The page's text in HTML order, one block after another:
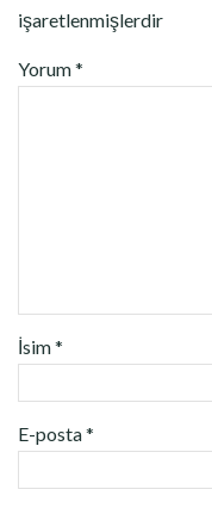
işaretlenmişlerdir
Yorum*
İsim*
E-posta*